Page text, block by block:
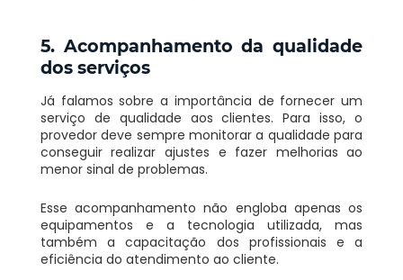
5. Acompanhamento da qualidade
dos serviços
Já falamos sobre a importância de fornecer um
serviço de qualidade aos clientes. Para isso, o
provedor deve sempre monitorar a qualidade para
conseguir realizar ajustes e fazer melhorias ao
menor sinal de problemas.
Esse acompanhamento não engloba apenas os
equipamentos e a tecnologia utilizada, mas
também a capacitação dos profissionais e a
eficiência do atendimento ao cliente.